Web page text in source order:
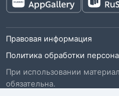
Правовая информация
Политика обработки
При использовании
обязательна.